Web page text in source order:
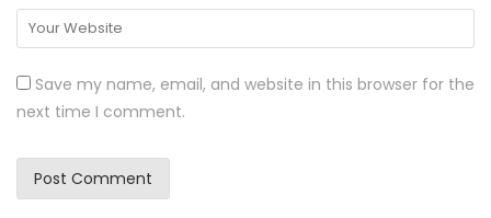
Save my name, email, and website in this browser for the
next time I comment.